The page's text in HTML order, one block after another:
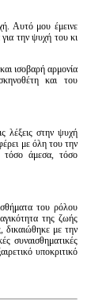
Αυτό μου έμεινε
την ψυχή του κι
ισοβαρή αρμονία
και του
λέξεις στην ψυχή
με όλη του την
τόσο άμεσα, τόσο
του ρόλου
της ζωής
δικαιώθηκε με την
συναισθηματικές
υποκριτικό